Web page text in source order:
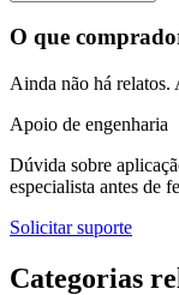
O que
Ainda não há relatos.
Apoio de engenharia
Dúvida sobre
especialista antes de
Solicitar suporte
Categorias